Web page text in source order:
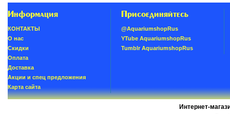
Информация
КОНТАКТЫ
О нас
Скидки
Oплатa
Доставка
Акции и спец предложения
Карта сайта
Присоединяйтесь
@AquariumshopRus
YTube AquariumshopRus
Tumblr AquariumshopRus
Интернет-